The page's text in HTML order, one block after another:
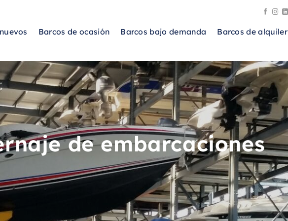
Barcos de ocasión Barcos bajo demanda Barcos de alquiler
de embarcaciones